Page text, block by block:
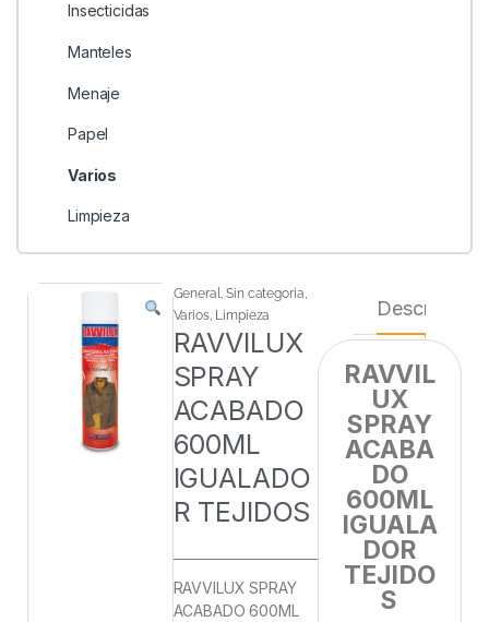
Insecticidas
Manteles
Menaje
Papel
Varios
Limpieza
General,Sin categoria,
Varios, Limpieza
RAVVILUX
SPRAY
ACABADO
600ML
IGUALADO
R TEJIDOS
RAVVILUX SPRAY
ACABADO 600ML
Descripción
RAVVIL
UX
SPRAY
ACABA
DO
600ML
IGUALA
DOR
TEJIDO
S